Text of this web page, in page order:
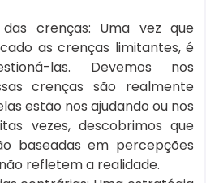
das crenças: Uma vez que
as crenças limitantes, é
las. Devemos nos
crenças são realmente
estão nos ajudando ou nos
vezes, descobrimos que
baseadas em percepções
refletem a realidade.